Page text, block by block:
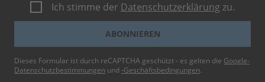
Ich stimme der Datenschutzerklärung zu.
ABONNIEREN
Dieses Formular ist durch reCAPTCHA geschützt - es gelten die Google-
Datenschutzbestimmungen und -Geschäftsbedingungen.